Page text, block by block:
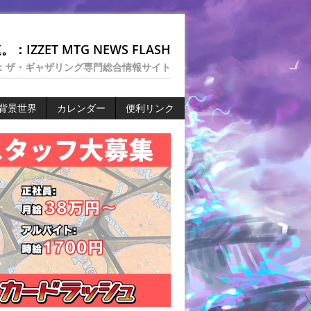
：IZZET MTG NEWS FLASH
ザ・ギャザリング専門総合情報サイト
景世界 カレンダー 便利リンク